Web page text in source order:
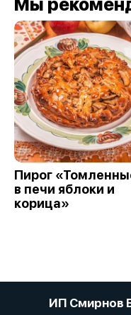
Мы
Пирог
в печи яблоки и
корица»
ИП Смирнов